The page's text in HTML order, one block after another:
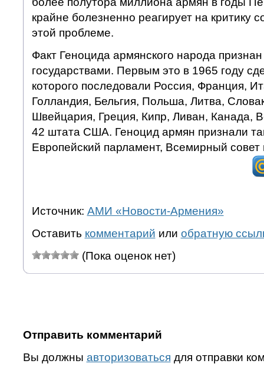
крайне болезненно реагирует на критику
этой проблеме.
Факт Геноцида армянского народа
государствами. Первым это в 1965 году
которого последовали Россия, Франция,
Голландия, Бельгия, Польша, Литва,
Швейцария, Греция, Кипр, Ливан, Канада,
42 штата США. Геноцид армян признали
Европейский парламент, Всемирный совет
Источник: АМИ «Новости-Армения»
Оставить комментарий или обратную
(Пока оценок нет)
Отправить комментарий
Вы должны авторизоваться для отправки